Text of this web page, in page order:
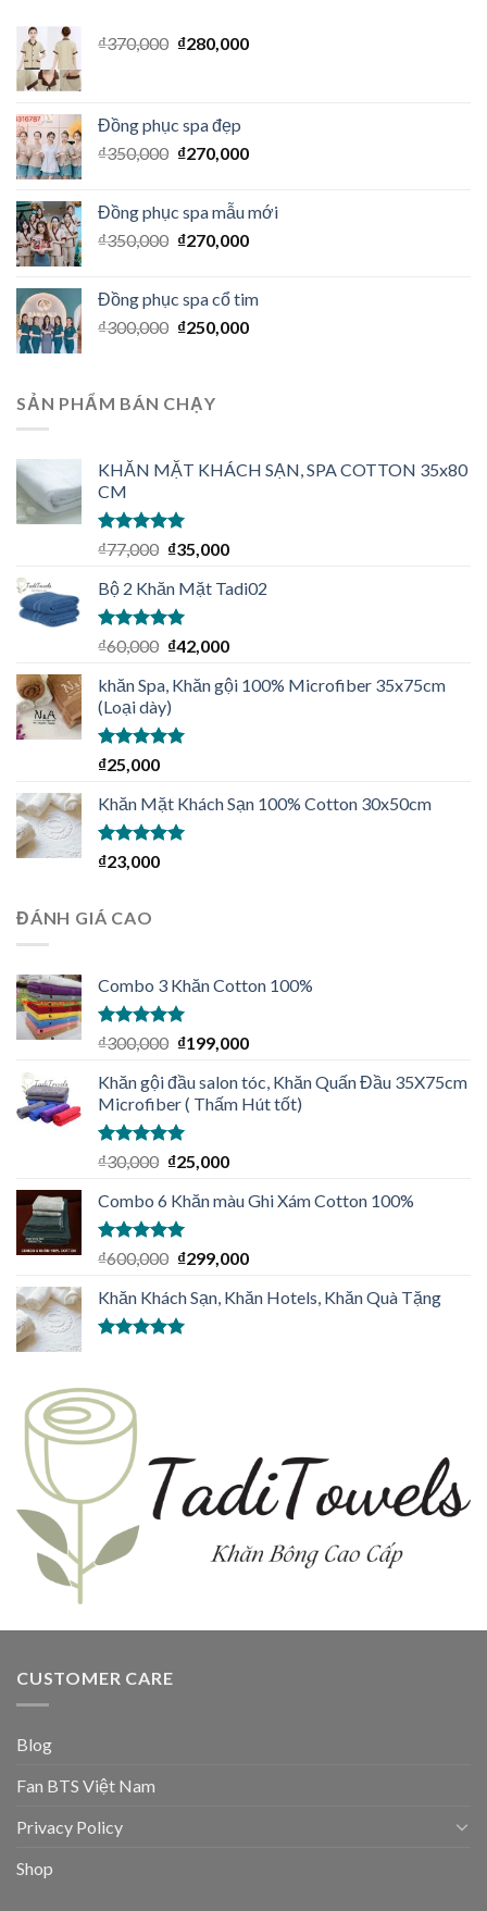
₫370,000 ₫280,000
Đồng phục spa đẹp
₫350,000 ₫270,000
Đồng phục spa mẫu mới
₫350,000 ₫270,000
Đồng phục spa cổ tim
₫300,000 ₫250,000
SẢN PHẨM BÁN CHẠY
KHĂN MẶT KHÁCH SẠN, SPA COTTON 35x80
CM
Được xếp
hạng
sao
₫77,000 ₫35,000
Bộ 2 Khăn Mặt Tadi02
Được xếp
hạng
sao
₫60,000 ₫42,000
khăn Spa, Khăn gội 100% Microfiber 35x75cm
(Loại dày)
Được xếp
hạng
sao
₫25,000
Khăn Mặt Khách Sạn 100% Cotton 30x50cm
Được xếp
hạng
₫23,000
ĐÁNH GIÁ CAO
Combo 3 Khăn Cotton 100%
Được xếp
hạng
sao
₫300,000 ₫199,000
Khăn gội đầu salon tóc, Khăn Quấn Đầu 35X75cm
Microfiber ( Thấm Hút tốt)
Được xếp
hạng
sao
₫30,000 ₫25,000
Combo 6 Khăn màu Ghi Xám Cotton 100%
Được xếp
hạng
sao
₫600,000 ₫299,000
Khăn Khách Sạn, Khăn Hotels, Khăn Quà Tặng
sao
CUSTOMER CARE
Blog
Fan BTS Việt Nam
Privacy Policy
Shop